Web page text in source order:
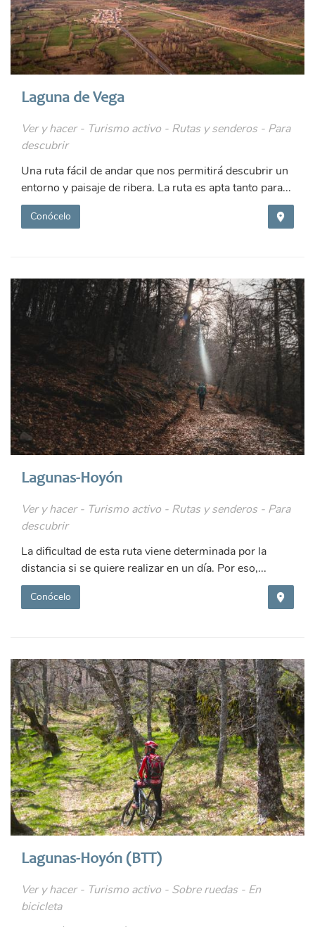
Laguna de Vega
Ver y hacer - Turismo activo - Rutas y senderos - Para
descubrir
Una ruta fácil de andar que nos permitirá descubrir un
entorno y paisaje de ribera. La ruta es apta tanto para...
Conócelo
Lagunas-Hoyón
Ver y hacer - Turismo activo - Rutas y senderos - Para
descubrir
La dificultad de esta ruta viene determinada por la
distancia si se quiere realizar en un día. Por eso,...
Conócelo
Lagunas-Hoyón (BTT)
Ver y hacer - Turismo activo - Sobre ruedas - En
bicicleta